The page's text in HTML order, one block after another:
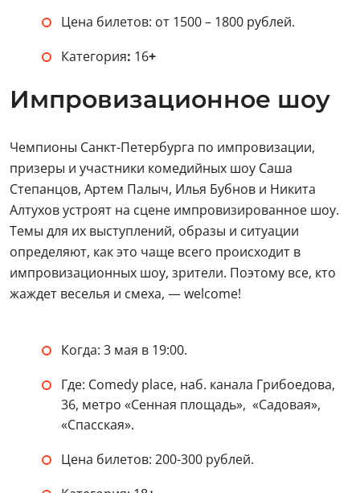
Цена билетов: от 1500 – 1800 рублей.
Категория: 16+
Импровизационное шоу
Чемпионы Санкт-Петербурга по импровизации,
призеры и участники комедийных шоу Саша
Степанцов, Артем Палыч, Илья Бубнов и Никита
Алтухов устроят на сцене импровизированное шоу.
Темы для их выступлений, образы и ситуации
определяют, как это чаще всего происходит в
импровизационных шоу, зрители. Поэтому все, кто
жаждет веселья и смеха, — welcome!
Когда: 3 мая в 19:00.
Где: Comedy place, наб. канала Грибоедова,
36, метро «Сенная площадь», «Садовая»,
«Спасская».
Цена билетов: 200-300 рублей.